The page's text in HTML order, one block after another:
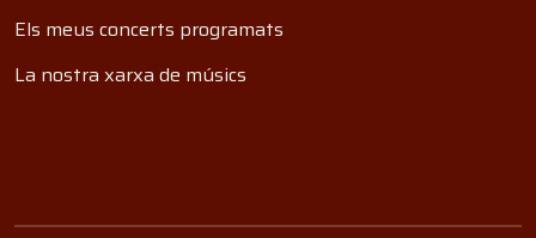
Els meus concerts programats
La nostra xarxa de músics